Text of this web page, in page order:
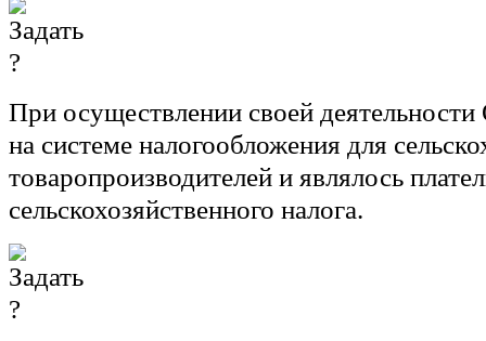
При осуществлении своей
на системе налогообложения для
товаропроизводителей и являлось
сельскохозяйственного налога.